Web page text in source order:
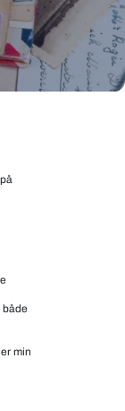
min